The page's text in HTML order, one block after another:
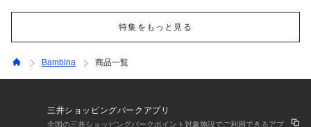
特集をもっと見る
Bambina 商品一覧
三井ショッピングパークアプリ
全国の三井ショッピングパークポイント対象施設でご利用できるアプ